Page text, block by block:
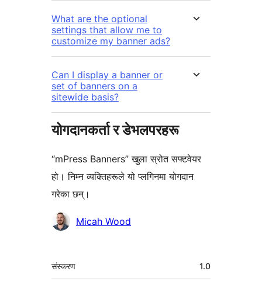
What are the optional
settings that allow me to
customize my banner ads?
Can I display a banner or
set of banners on a
sitewide basis?
योगदानकर्ता र डेभलपरहरू
“mPress Banners” खुला स्रोत सफ्टवेयर
हो। निम्न व्यक्तिहरूले यो प्लगिनमा योगदान
गरेका छन्।
योगदानकर्ताहरू
Micah Wood
मेटा
संस्करण 1.0